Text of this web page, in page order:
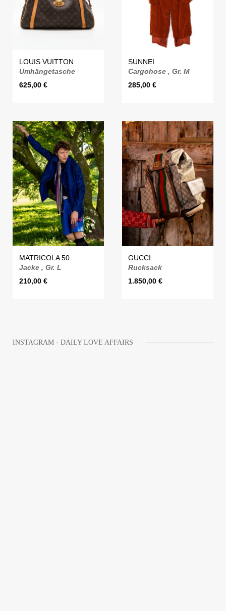
LOUIS VUITTON
Umhängetasche
625,00 €
SUNNEI
Cargohose , Gr. M
285,00€
MATRICOLA 50
Jacke , Gr. L
210,00 €
GUCCI
Rucksack
1.850,00€
INSTAGRAM - DAILY LOVE AFFAIRS